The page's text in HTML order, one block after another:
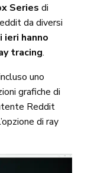
Series di
da diversi
hanno
tracing.
uno
grafiche di
Reddit
di ray